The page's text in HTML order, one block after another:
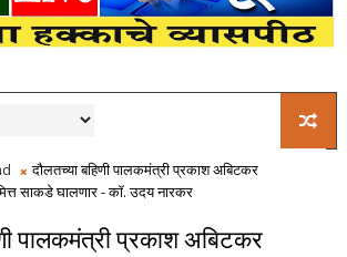
दौलतच्या बहिणी पालकमंत्री प्रकाश अबिटकर
साकडे घालणार - कॉ. उदय नारकर
पालकमंत्री प्रकाश अबिटकर